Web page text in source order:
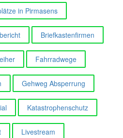
in Pirmasens
Briefkastenfirmen
Fahrradwege
Gehweg Absperrung
Katastrophenschutz
Livestream